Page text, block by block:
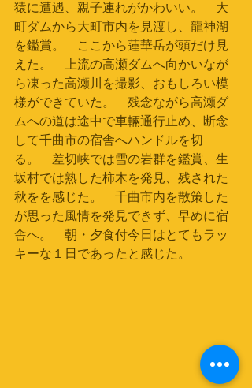
猿に遭遇、親子連れがかわいい。　大
町ダムから大町市内を見渡し、龍神湖
を鑑賞。　ここから蓮華岳が頭だけ見
えた。　上流の高瀬ダムへ向かいなが
ら凍った高瀬川を撮影、おもしろい模
様ができていた。　残念ながら高瀬ダ
ムへの道は途中で車輛通行止め、断念
して千曲市の宿舎へハンドルを切
る。　差切峡では雪の岩群を鑑賞、生
坂村では熟した柿木を発見、残された
秋をを感じた。　千曲市内を散策した
が思った風情を発見できず、早めに宿
舎へ。　朝・夕食付今日はとてもラッ
キーな１日であったと感じた。